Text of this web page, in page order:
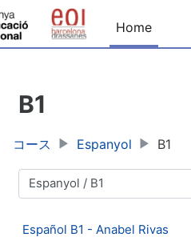
プする
Home
B1
コース Espanyol B1
コースカテゴリ
Español B1 - Anabel Rivas